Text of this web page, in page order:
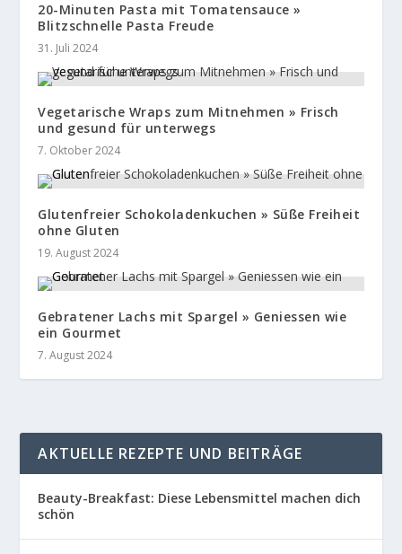
20-Minuten Pasta mit Tomatensauce »
Blitzschnelle Pasta Freude
31. Juli 2024
Vegetarische Wraps zum Mitnehmen » Frisch
und gesund für unterwegs
7. Oktober 2024
Glutenfreier Schokoladenkuchen » Süße Freiheit
ohne Gluten
19. August 2024
Gebratener Lachs mit Spargel » Geniessen wie
ein Gourmet
7. August 2024
AKTUELLE REZEPTE UND BEITRÄGE
Beauty-Breakfast: Diese Lebensmittel machen dich
schön